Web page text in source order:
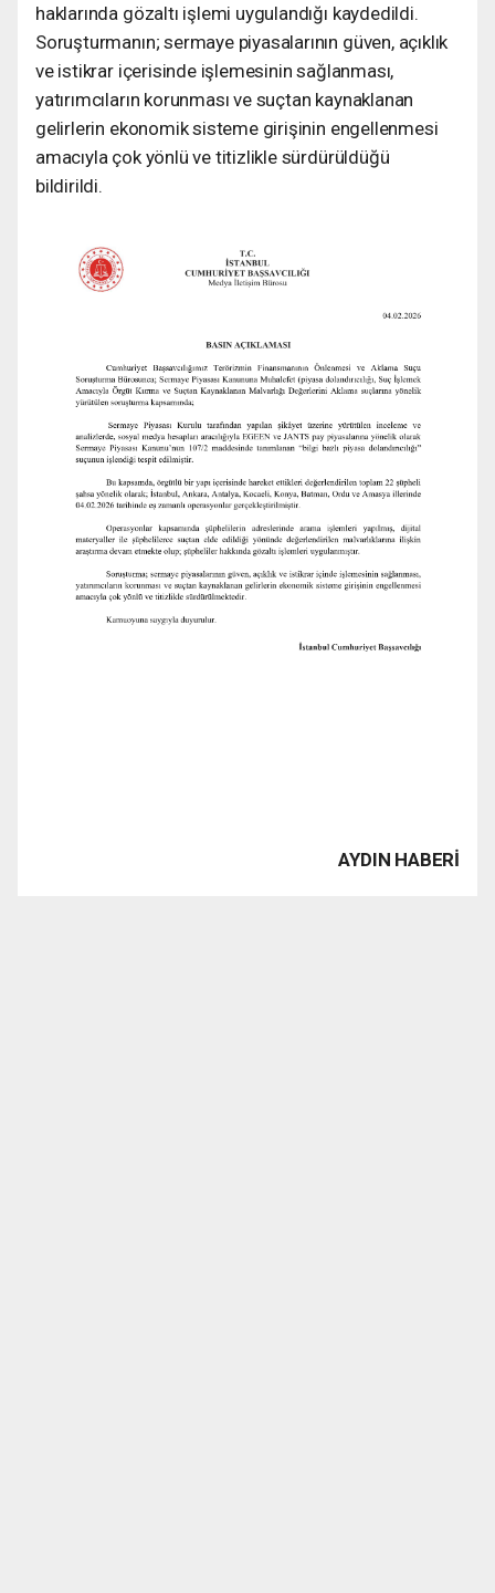
haklarında gözaltı işlemi uygulandığı kaydedildi.
Soruşturmanın; sermaye piyasalarının güven, açıklık
ve istikrar içerisinde işlemesinin sağlanması,
yatırımcıların korunması ve suçtan kaynaklanan
gelirlerin ekonomik sisteme girişinin engellenmesi
amacıyla çok yönlü ve titizlikle sürdürüldüğü
bildirildi.
AYDIN HABERİ